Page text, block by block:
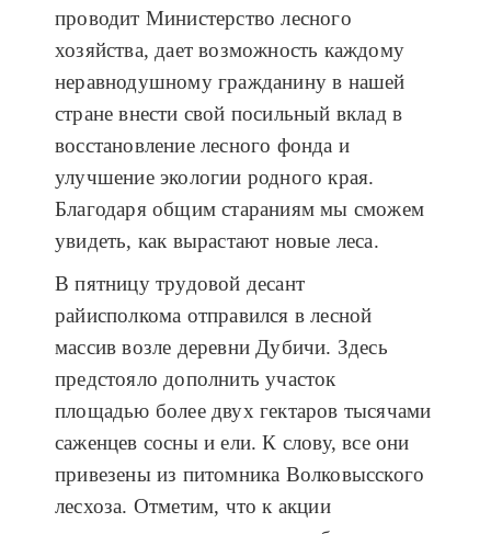
проводит Министерство лесного
хозяйства, дает возможность каждому
неравнодушному гражданину в нашей
стране внести свой посильный вклад в
восстановление лесного фонда и
улучшение экологии родного края.
Благодаря общим стараниям мы сможем
увидеть, как вырастают новые леса.
В пятницу трудовой десант
райисполкома отправился в лесной
массив возле деревни Дубичи. Здесь
предстояло дополнить участок
площадью более двух гектаров тысячами
саженцев сосны и ели. К слову, все они
привезены из питомника Волковысского
лесхоза. Отметим, что к акции